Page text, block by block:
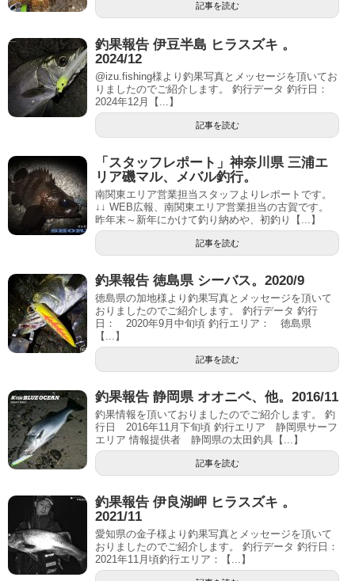
記事を読む
釣果報告 伊豆半島 ヒラスズキ 。
2024/12
@izu.fishing様より釣果写真とメッセージを頂いてお
りましたのでご紹介します。 釣行データ 釣行日：
2024年12月【...】
記事を読む
「スタッフレポート」神奈川県 三浦エ
リア磯マル、メバル釣行。
南関東エリア営業担当スタッフよりレポートです。
↓↓ WEB広報、南関東エリア営業担当の古賀です。
昨年末～新年にかけて釣り納めや、初釣り【...】
記事を読む
釣果報告 徳島県 シーバス。2020/9
徳島県の加地様より釣果写真とメッセージを頂いて
おりましたのでご紹介します。 釣行データ 釣行
日： 2020年9月中旬頃 釣行エリア： 徳島県
【...】
記事を読む
釣果報告 静岡県 オオニベ、他。2016/11
釣果情報を頂いておりましたのでご紹介します。 釣
行日 2016年11月下旬頃 釣行エリア 静岡県サーフ
エリア 情報提供者 静岡県の太田釣具【...】
記事を読む
釣果報告 伊良湖岬 ヒラスズキ 。
2021/11
愛知県の金子様より釣果写真とメッセージを頂いて
おりましたのでご紹介します。 釣行データ 釣行日：
2021年11月頃釣行エリア：【...】